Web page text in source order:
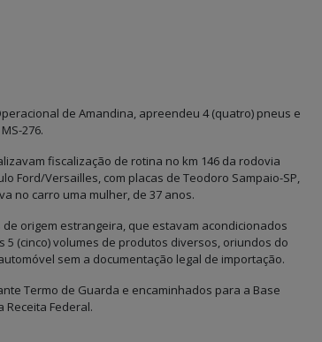
de Amandina, apreendeu 4 (quatro) pneus e
276.
fiscalização de rotina no km 146 da rodovia
Ford/Versailles, com placas de Teodoro Sampaio-SP,
no carro uma mulher, de 37 anos.
origem estrangeira, que estavam acondicionados
(cinco) volumes de produtos diversos, oriundos do
sem a documentação legal de importação.
Termo de Guarda e encaminhados para a Base
Federal.